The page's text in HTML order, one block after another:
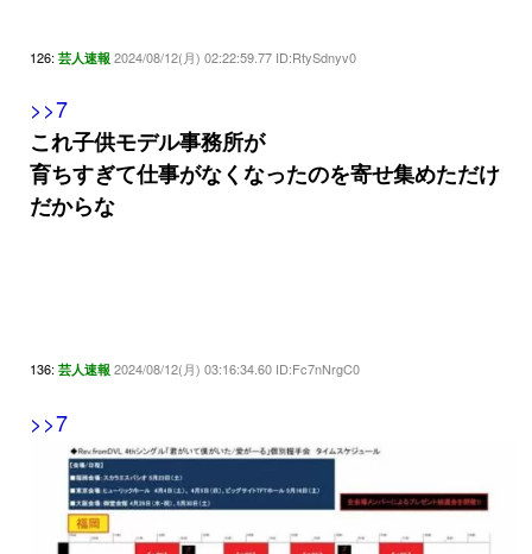
126: 芸人速報 2024/08/12(月) 02:22:59.77 ID:RtySdnyv0
>>7
これ子供モデル事務所が
育ちすぎて仕事がなくなったのを寄せ集めただけ
だからな
136: 芸人速報 2024/08/12(月) 03:16:34.60 ID:Fc7nNrgC0
>>7